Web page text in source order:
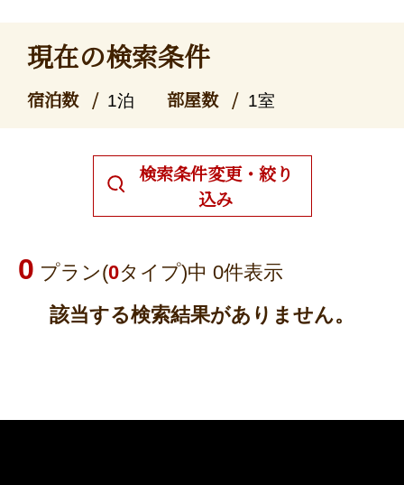
現在の検索条件
宿泊数 1泊 部屋数 1室
検索条件変更・絞り
込み
0 プラン(0タイプ)中 0件表示
該当する検索結果がありません。